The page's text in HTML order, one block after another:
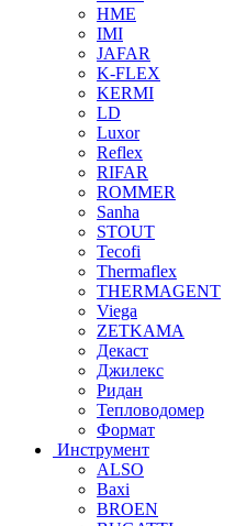
HME
IMI
JAFAR
K-FLEX
KERMI
LD
Luxor
Reflex
RIFAR
ROMMER
Sanha
STOUT
Tecofi
Thermaflex
THERMAGENT
Viega
ZETKAMA
Декаст
Джилекс
Ридан
Тепловодомер
Формат
Инструмент
ALSO
Baxi
BROEN